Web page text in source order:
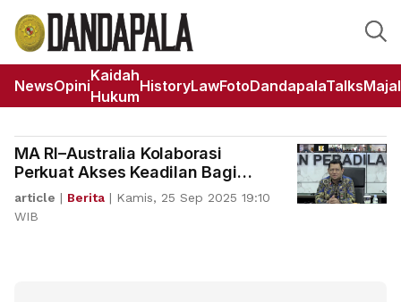
NewsOpini
Kaidah
Hukum
HistoryLawFotoDandapalaTalks
MA RI–Australia Kolaborasi
Perkuat Akses Keadilan Bagi
Perempuan dan Anak
article | Berita | Kamis, 25 Sep 2025 19:10
WIB